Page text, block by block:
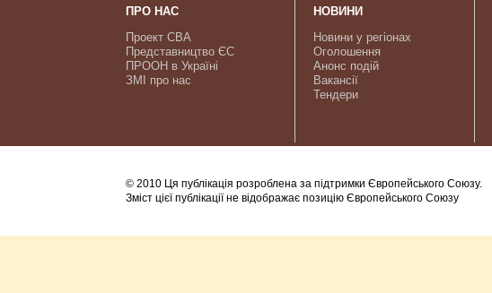
ПРО НАС
Проект CBA
Представництво ЄС
ПРООН в Україні
ЗМІ про нас
НОВИНИ
Новини у регіонах
Оголошення
Анонс подій
Вакансії
Тендери
© 2010 Ця публікація розроблена за підтримки Європейського Союзу.
Зміст цієї публікації не відображає позицію Європейського Союзу